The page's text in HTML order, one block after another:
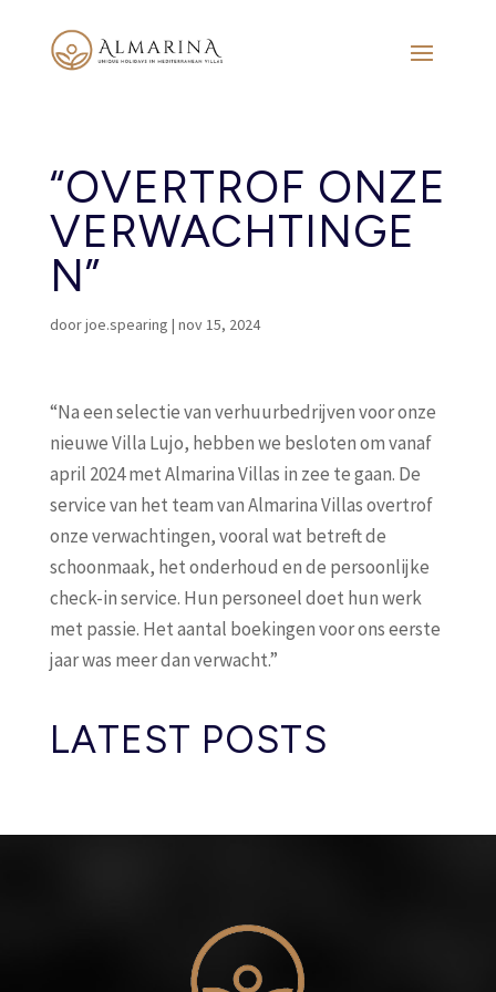
“OVERTROF ONZE
VERWACHTINGE
N”
doorjoe.spearing | nov 15, 2024
“Na een selectie van verhuurbedrijven voor onze
nieuwe Villa Lujo, hebben we besloten om vanaf
april 2024 met Almarina Villas in zee te gaan. De
service van het team van Almarina Villas overtrof
onze verwachtingen, vooral wat betreft de
schoonmaak, het onderhoud en de persoonlijke
check-in service. Hun personeel doet hun werk
met passie. Het aantal boekingen voor ons eerste
jaar was meer dan verwacht.”
LATEST POSTS